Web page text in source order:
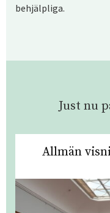
behjälpliga.
Just nu
Allmän